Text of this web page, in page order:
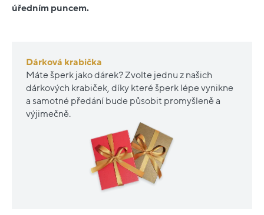
úředním puncem.
Dárková krabička
Máte šperk jako dárek? Zvolte jednu z našich
dárkových krabiček, díky které šperk lépe vynikne
a samotné předání bude působit promyšleně a
výjimečně.